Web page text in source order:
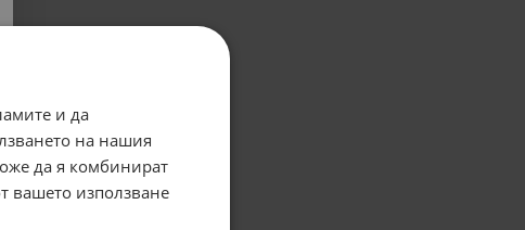
и да
на нашия
да я комбинират
вашето използване